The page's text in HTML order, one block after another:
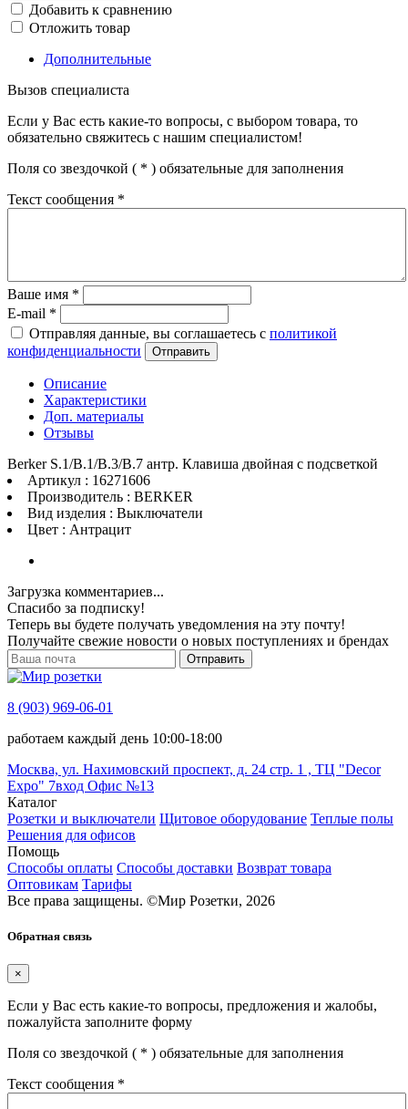
Добавить к сравнению
Отложить товар
Дополнительные
Вызов специалиста
Если у Вас есть какие-то вопросы, с выбором товара, то
обязательно свяжитесь с нашим специалистом!
Поля со звездочкой ( * ) обязательные для заполнения
Текст сообщения *
Ваше имя *
E-mail *
Отправляя данные, вы соглашаетесь с политикой
конфиденциальности
Отправить
Описание
Характеристики
Доп. материалы
Отзывы
Berker S.1/B.1/B.3/B.7 антр. Клавиша двойная с подсветкой
Артикул : 16271606
Производитель : BERKER
Вид изделия : Выключатели
Цвет : Антрацит
Загрузка комментариев...
Спасибо за подписку!
Теперь вы будете получать уведомления на эту почту!
Получайте свежие новости о новых поступлениях и брендах
Отправить
8 (903) 969-06-01
работаем каждый день 10:00-18:00
Москва, ул. Нахимовский проспект, д. 24 стр. 1 , ТЦ "Decor
Expo" 7вход Офис №13
Каталог
Розетки и выключатели Щитовое оборудование Теплые полы
Решения для офисов
Помощь
Способы оплаты Способы доставки Возврат товара
Оптовикам Тарифы
Все права защищены. ©Мир Розетки, 2026
Обратная связь
×
Если у Вас есть какие-то вопросы, предложения и жалобы,
пожалуйста заполните форму
Поля со звездочкой ( * ) обязательные для заполнения
Текст сообщения *